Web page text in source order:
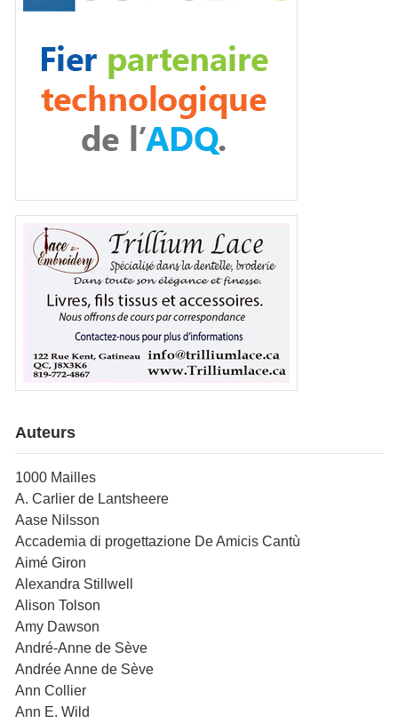
Auteurs
1000 Mailles
A. Carlier de Lantsheere
Aase Nilsson
Accademia di progettazione De Amicis Cantù
Aimé Giron
Alexandra Stillwell
Alison Tolson
Amy Dawson
André-Anne de Sève
Andrée Anne de Sève
Ann Collier
Ann E. Wild